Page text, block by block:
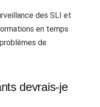
des SLI et
en temps
de
devrais-je